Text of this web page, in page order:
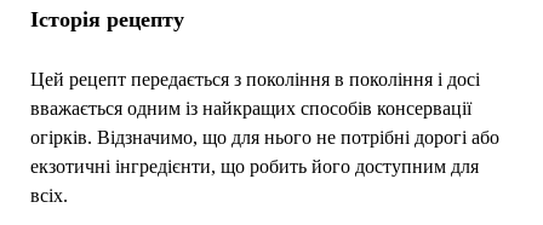
Історія рецепту
Цей рецепт передається з покоління в покоління і досі
вважається одним із найкращих способів консервації
огірків. Відзначимо, що для нього не потрібні дорогі або
екзотичні інгредієнти, що робить його доступним для
всіх.